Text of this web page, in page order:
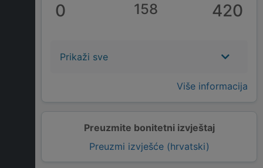
Preuzmite bonitetni izvještaj
Preuzmi izvješće (hrvatski)
0 158 420
Prikaži sve
Više informacija